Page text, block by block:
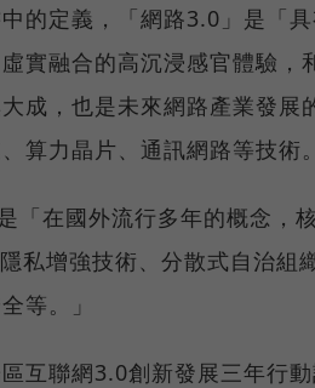
的定義，「網路3.0」是「
實融合的高沉浸感官體驗
成，也是未來網路產業發
算力晶片、通訊網路等技術。
「在國外流行多年的概念，
隱私增強技術、分散式自治
等。」
互聯網3.0創新發展三年行